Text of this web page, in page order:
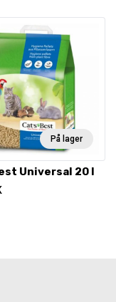
På lager
Universal 20 l